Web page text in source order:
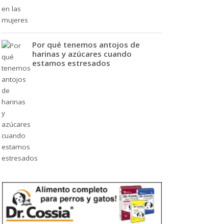
Por qué tenemos antojos de
harinas y azúcares cuando
estamos estresados